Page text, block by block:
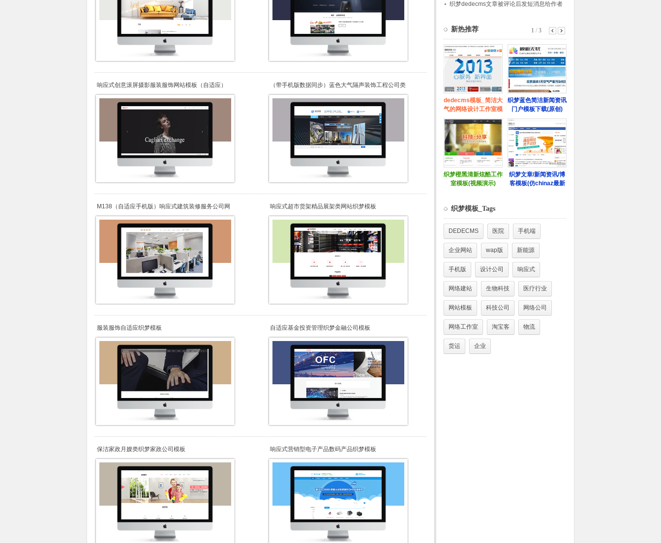
响应式创意滚屏摄影服装服饰网站模板（自适应）
（带手机版数据同步）蓝色大气隔声装饰工程公司类
网站织梦模板 营销型工程装饰网站源码下载
M138（自适应手机版）响应式建筑装修服务公司网
站织梦模板 HTML5建筑行业企业网站源码下载
响应式超市货架精品展架类网站织梦模板
服装服饰自适应织梦模板 自适应基金投资管理织梦金融公司模板
保洁家政月嫂类织梦家政公司模板 响应式营销型电子产品数码产品织梦模板
少篇文章的方法
织梦dedecms文章被评论后发短消息给作者
织梦模板_Tags
DEDECMS 医院 手机端
企业网站 wap版 新能源
手机版 设计公司 响应式
网络建站 生物科技 医疗行业
网站模板 科技公司 网络公司
网络工作室 淘宝客 物流
货运 企业